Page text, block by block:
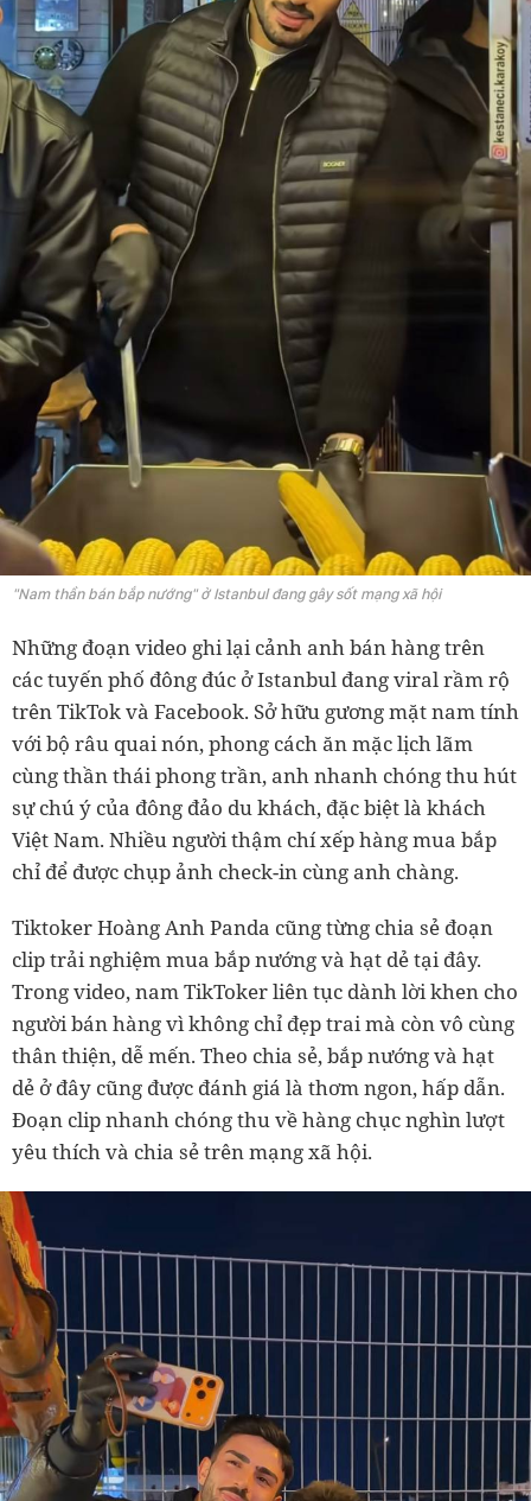
"Nam thần bán bắp nướng" ở Istanbul đang gây sốt mạng xã hội
Những đoạn video ghi lại cảnh anh bán hàng trên
các tuyến phố đông đúc ở Istanbul đang viral rầm rộ
trên TikTok và Facebook. Sở hữu gương mặt nam tính
với bộ râu quai nón, phong cách ăn mặc lịch lãm
cùng thần thái phong trần, anh nhanh chóng thu hút
sự chú ý của đông đảo du khách, đặc biệt là khách
Việt Nam. Nhiều người thậm chí xếp hàng mua bắp
chỉ để được chụp ảnh check-in cùng anh chàng.
Tiktoker Hoàng Anh Panda cũng từng chia sẻ đoạn
clip trải nghiệm mua bắp nướng và hạt dẻ tại đây.
Trong video, nam TikToker liên tục dành lời khen cho
người bán hàng vì không chỉ đẹp trai mà còn vô cùng
thân thiện, dễ mến. Theo chia sẻ, bắp nướng và hạt
dẻ ở đây cũng được đánh giá là thơm ngon, hấp dẫn.
Đoạn clip nhanh chóng thu về hàng chục nghìn lượt
yêu thích và chia sẻ trên mạng xã hội.